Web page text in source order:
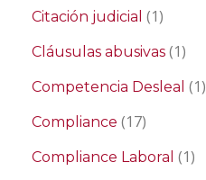
Citación judicial (1)
Cláusulas abusivas (1)
Competencia Desleal (1)
Compliance (17)
Compliance Laboral (1)